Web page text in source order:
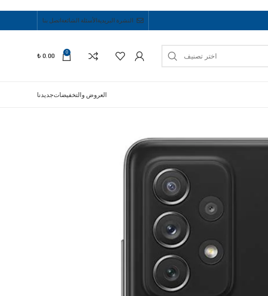
النشرة البريدية الأسئلة الشائعة اتصل بنا
اختر تصنيف 0
₺ 0.00
العروض والتخفيضاتجديدنا